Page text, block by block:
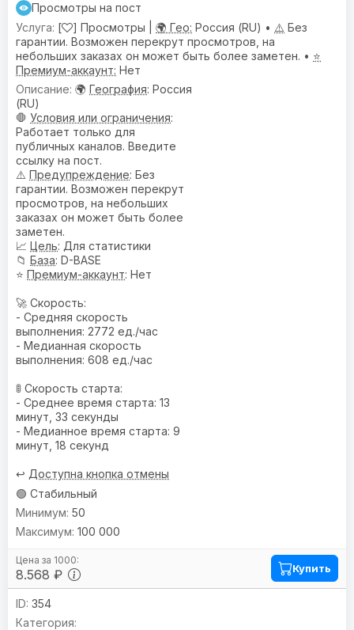
Просмотры на пост
[
] Просмотры | 🌍 Гео: Россия (RU) • ⚠️ Без
гарантии. Возможен перекрут просмотров, на
небольших заказах он может быть более заметен. • ⭐
Премиум-аккаунт: Нет
🌍 География: Россия
(RU)
🛑 Условия или ограничения:
Работает только для
публичных каналов. Введите
ссылку на пост.
⚠️ Предупреждениe: Без
гарантии. Возможен перекрут
просмотров, на небольших
заказах он может быть более
заметен.
📈 Цель: Для статистики
📁 База: D-BASE
⭐ Премиум-аккаунт: Нет
🚀 Скорость:
- Средняя скорость
выполнения: 2772 ед./час
- Медианная скорость
выполнения: 608 ед./час
🚦 Скорость старта:
- Среднее время старта: 13
минут, 33 секунды
- Медианное время старта: 9
минут, 18 секунд
↩️ Доступна кнопка отмены
🟢 Стабильный
8.568 ₽
50
100 000
Купить
354